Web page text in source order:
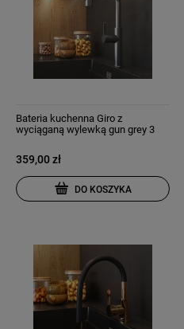
Bateria kuchenna Giro z
wyciąganą wylewką gun grey 3
359,00 zł
DO KOSZYKA